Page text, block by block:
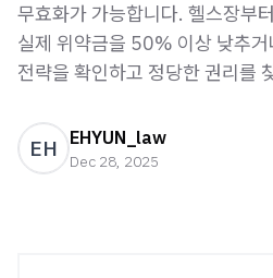
무효화가 가능합니다. 헬스장부
실제 위약금을 50% 이상 낮추
전략을 확인하고 정당한 권리를
EH EHYUN_law
Dec 28, 2025